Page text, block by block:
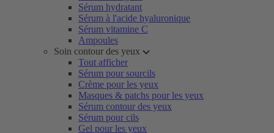
Sérum hydratant
Sérum à l'acide hyaluronique
Sérum vitamine C
Ampoules
Soin contour des yeux
Tout afficher
Sérum pour sourcils
Crème pour les yeux
Masques & patchs pour les yeux
Sérum contour des yeux
Sérum pour cils
Gel pour les yeux